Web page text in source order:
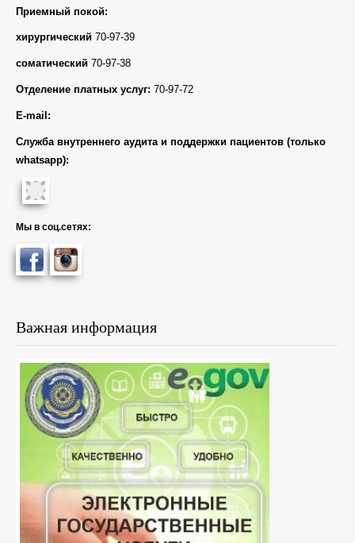
Приемный покой:
хирургический 70-97-39
соматический 70-97-38
Отделение платных услуг: 70-97-72
E-mail:
Служба внутреннего аудита и поддержки пациентов (только
whatsapp):
Мы в соц.сетях:
Важная информация